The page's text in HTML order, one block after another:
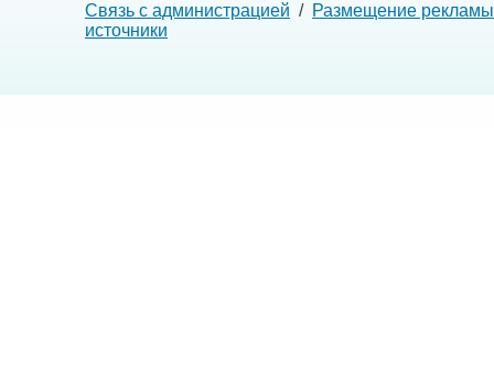
Связь с администрацией / Размещение рекламы
источники